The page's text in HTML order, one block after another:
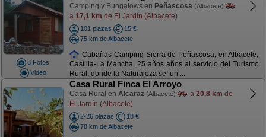
8 Fotos
Video
Camping y Bungalows en Peñascosa (Albacete)
a 17,1 km de El Jardín (Albacete)
101 plazas
15 €
75 km de Albacete
Cabañas Camping Sierra de Peñascosa, en Albacete,
Castilla-La Mancha. 25 años años al servicio del Turismo
Rural, donde la Naturaleza se fun ...
Casa Rural Finca El Arroyo
Casa Rural en Alcaraz (Albacete) a 20,8 km de
El Jardín (Albacete)
2-26 plazas
18 €
78 km de Albacete